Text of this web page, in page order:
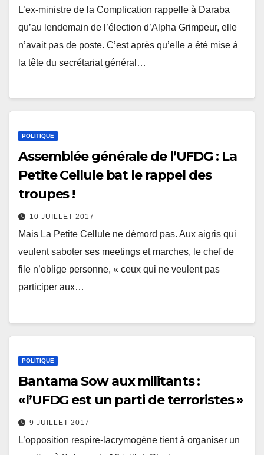
L’ex-ministre de la Complication rappelle à Daraba
qu’au lendemain de l’élection d’Alpha Grimpeur, elle
n’avait pas de poste. C’est après qu’elle a été mise à
la tête du secrétariat général…
POLITIQUE
Assemblée générale de l’UFDG : La
Petite Cellule bat le rappel des
troupes !
10 JUILLET 2017
Mais La Petite Cellule ne démord pas. Aux aigris qui
veulent saboter ses meetings et marches, le chef de
file n’oblige personne, « ceux qui ne veulent pas
participer aux…
POLITIQUE
Bantama Sow aux militants :
«l’UFDG est un parti de terroristes »
9 JUILLET 2017
L’opposition respire-lacrymogène tient à organiser un